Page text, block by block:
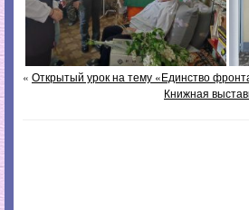
« Открытый урок на тему «Единство
Книжная